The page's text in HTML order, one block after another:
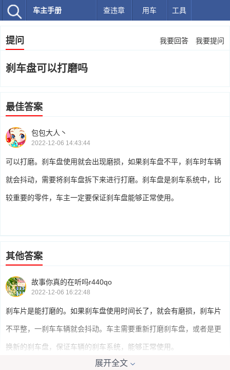
车主手册 查违章 用车 工具
提问 我要回答 我要提问
刹车盘可以打磨吗
最佳答案
包包大人丶
2022-12-06 14:43:44
可以打磨。刹车盘使用就会出现磨损，如果刹车盘不平，刹车时车辆
就会抖动，需要将刹车盘拆下来进行打磨。刹车盘是刹车系统中，比
较重要的零件，车主一定要保证刹车盘能够正常使用。
其他答案
故事你真的在听吗r440qo
2022-12-06 16:22:48
刹车片是能打磨的。如果刹车盘使用时间长了，就会有磨损，刹车片
不平整，一刹车车辆就会抖动。车主需要重新打磨刹车盘，或者是更
换新的刹车盘，保证车辆的刹车系统，能够正常使用。
展开全文